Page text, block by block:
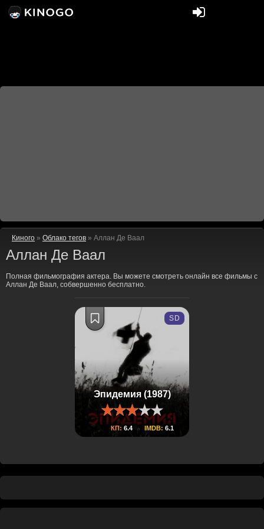
Киного » Облако тегов » Аллан Де Ваал
Аллан Де Ваал
Полная фильмография актера. Вы можете смотреть онлайн все фильмы с
Аллан Де Ваал, собвершенно бесплатно.
Эпидемия (1987)
КП: 6.4 IMDB: 6.1
SD